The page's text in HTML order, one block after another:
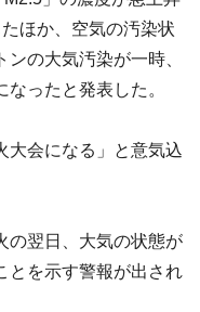
ほか、空気の汚染状
の大気汚染が一時、
ったと発表した。
大会になる」と意気込
の翌日、大気の状態が
とを示す警報が出され